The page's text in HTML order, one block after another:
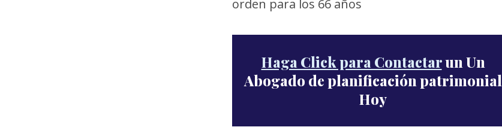
Haga Click para Contactarun Un
Abogado de planificación patrimonial
Hoy